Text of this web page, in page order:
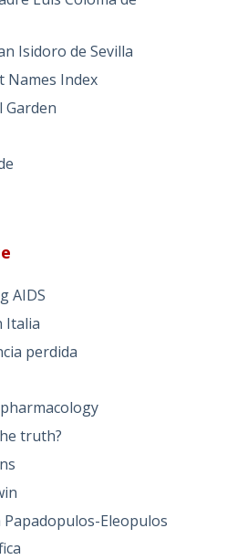
Isidoro de Sevilla
Names Index
Garden
AIDS
Italia
perdida
truth?
Eleopulos